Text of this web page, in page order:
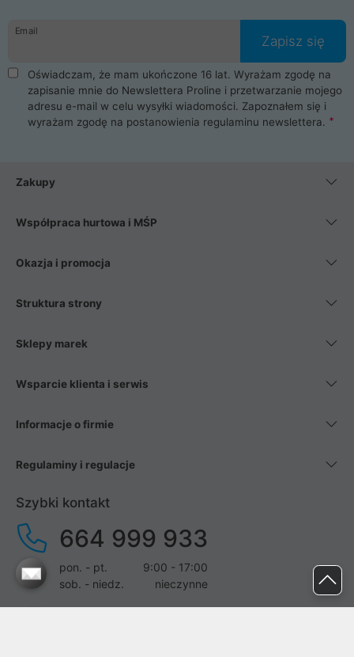
Email
Zapisz się
Oświadczam, że mam ukończone 16 lat. Wyrażam zgodę na
zapisanie mnie do Newslettera Proline i przetwarzanie mojego
adresu e-mail w celu wysyłki wiadomości. Zapoznałem się i
wyrażam zgodę na postanowienia regulaminu newslettera.
Zakupy
Współpraca hurtowa i MŚP
Okazja i promocja
Struktura strony
Sklepy marek
Wsparcie klienta i serwis
Informacje o firmie
Regulaminy i regulacje
Szybki kontakt
664 999 933
pon. - pt.
9:00 - 17:00
sob. - niedz.
nieczynne